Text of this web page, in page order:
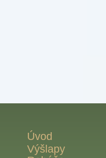
Úvod
Výšlapy